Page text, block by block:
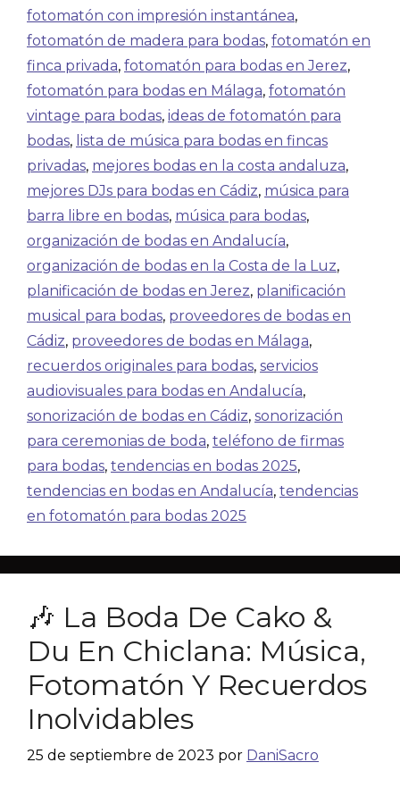
fotomatón con impresión instantánea,
fotomatón de madera para bodas, fotomatón en
finca privada, fotomatón para bodas en Jerez,
fotomatón para bodas en Málaga, fotomatón
vintage para bodas, ideas de fotomatón para
bodas, lista de música para bodas en fincas
privadas, mejores bodas en la costa andaluza,
mejores DJs para bodas en Cádiz, música para
barra libre en bodas, música para bodas,
organización de bodas en Andalucía,
organización de bodas en la Costa de la Luz,
planificación de bodas en Jerez, planificación
musical para bodas, proveedores de bodas en
Cádiz, proveedores de bodas en Málaga,
recuerdos originales para bodas, servicios
audiovisuales para bodas en Andalucía,
sonorización de bodas en Cádiz, sonorización
para ceremonias de boda, teléfono de firmas
para bodas, tendencias en bodas 2025,
tendencias en bodas en Andalucía, tendencias
en fotomatón para bodas 2025
🎶 La Boda De Cako &
Du En Chiclana: Música,
Fotomatón Y Recuerdos
Inolvidables
25 de septiembre de 2023 por DaniSacro